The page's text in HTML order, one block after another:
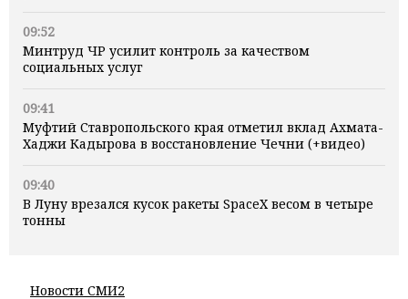
09:52
Минтруд ЧР усилит контроль за качеством
социальных услуг
09:41
Муфтий Ставропольского края отметил вклад Ахмата-
Хаджи Кадырова в восстановление Чечни (+видео)
09:40
В Луну врезался кусок ракеты SpaceX весом в четыре
тонны
Новости СМИ2